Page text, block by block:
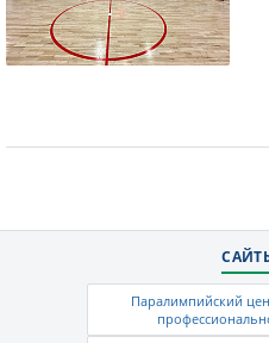
Паралимпийский